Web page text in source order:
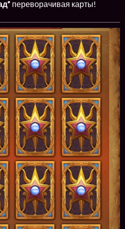
переворачивая карты!